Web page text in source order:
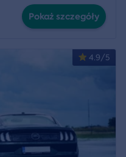
Pokaż szczegóły
4.9/5